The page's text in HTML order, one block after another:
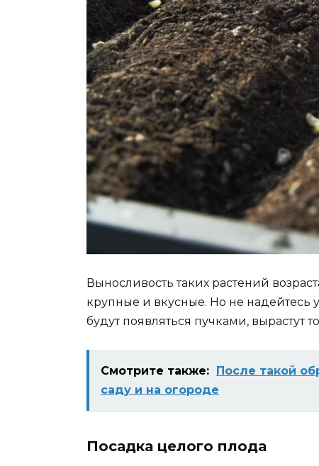
Выносливость таких растений
крупные и вкусные. Но не надейтесь
будут появляться пучками, вырастут
Смотрите также: После такой
саду и на огороде
Посадка целого плода